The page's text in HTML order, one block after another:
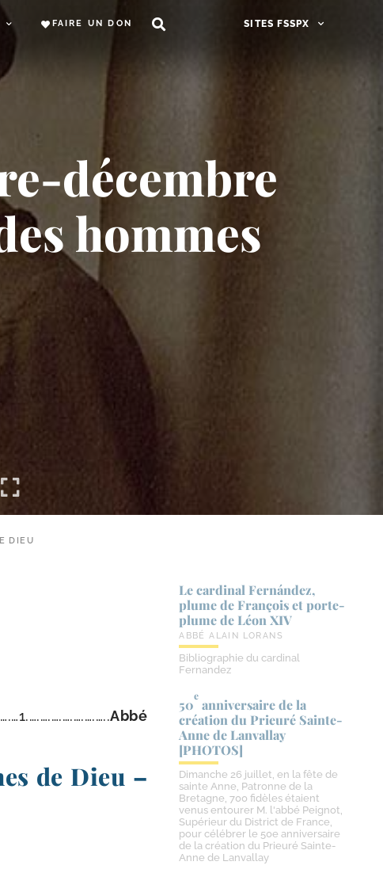
FAIRE UN DON SITES FSSPX
​décembre
hommes
DIEU
Abbé
de Dieu –
Le cardinal Fernández,
plume de François et porte-​
plume de Léon XIV
ABBÉ ALAIN LORANS
Bibliographie du cardinal
Fernandez
50
e
anniversaire de la
création du Prieuré Sainte-​
Anne de Lanvallay
[PHOTOS]
Dimanche 26 juillet, en la fête de
sainte Anne, Patronne de la
Bretagne, 700 fidèles étaient
venus entourer M. l'abbé Peignot,
Supérieur du District de France,
pour célébrer le 50e anniversaire
de la création du Prieuré Sainte-
Anne de Lanvallay